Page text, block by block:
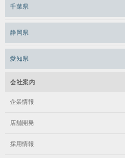
メガロス田端
メガロスキッズ錦糸町
メガロス葛飾
メガロス武蔵小金井
メガロスルフレ武蔵小金井
メガロスルフレ上永谷
メガロス神奈川
メガロス日吉
メガロス綱島
メガロスルフレ綱島
メガロス市ヶ尾
メガロス鷺沼
メガロスルフレ草加
千葉県
メガロス本八幡
静岡県
愛知県
メガロステラッセ納屋橋
メガロス千種
会社案内
企業情報
店舗開発
採用情報